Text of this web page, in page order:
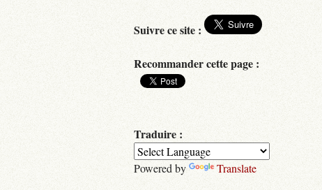
Suivre ce site :
Recommander cette page :
Traduire :
Powered by Translate